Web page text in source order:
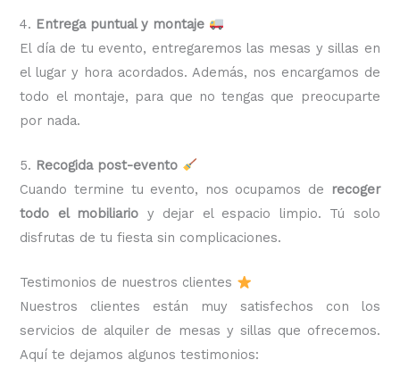
4. Entrega puntual y montaje
El día de tu evento, entregaremos las mesas y sillas en
el lugar y hora acordados. Además, nos encargamos de
todo el montaje, para que no tengas que preocuparte
por nada.
5. Recogida post-evento
Cuando termine tu evento, nos ocupamos de
recoger
todo el mobiliario y dejar el espacio limpio. Tú solo
disfrutas de tu fiesta sin complicaciones.
Testimonios de nuestros clientes
Nuestros clientes están muy satisfechos con los
servicios de alquiler de mesas y sillas que ofrecemos.
Aquí te dejamos algunos testimonios: